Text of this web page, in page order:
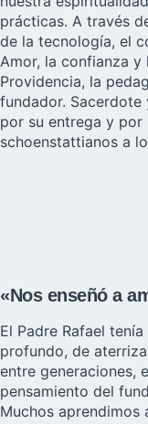
prácticas. A través
de la tecnología, el
Amor, la confianza
Providencia, la
fundador.
por su entrega y
schoenstattianos a
«Nos enseñó a
El Padre Rafael
profundo, de
entre generaciones,
pensamiento del
Muchos aprendimos